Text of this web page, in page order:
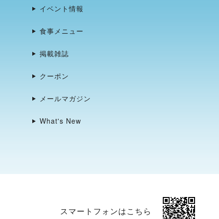
イベント情報
食事メニュー
掲載雑誌
クーポン
メールマガジン
What's New
スマートフォンはこちら